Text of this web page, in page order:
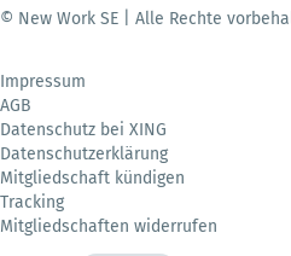
© New Work SE | Alle Rechte
Impressum
AGB
Datenschutz bei XING
Datenschutzerklärung
Mitgliedschaft kündigen
Tracking
Mitgliedschaften widerrufen